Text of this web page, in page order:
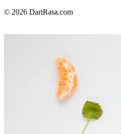
© 2026 DariRasa.com